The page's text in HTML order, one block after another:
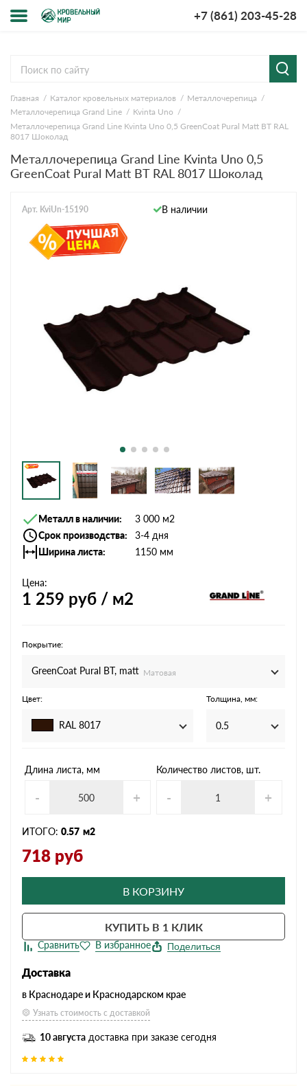
+7 (861) 203-45-28
компании
и оплата
ответы
Главная Каталог кровельных материалов
Металлочерепица
Металлочерепица Grand Line
Kvinta Uno
Металлочерепица Grand Line Kvinta Uno 0,5 GreenCoat Pural Matt BT RAL
8017 Шоколад
Металлочерепица Grand Line Kvinta Uno 0,5
GreenCoat Pural Matt BT RAL 8017 Шоколад
Арт. KviUn-15190 В наличии
Металл в наличии
3 000 м2
Срок производства
3-4 дня
Ширина листа
1150 мм
Цена:
1 259 руб / м2
Покрытие:
GreenCoat Pural BT, matt Матовая
Цвет:
RAL 8017
Толщина, мм:
0.5
Длина листа, мм
- +
Количество листов, шт.
- +
ИТОГО: 0.57 м2
718 руб
В КОРЗИНУ
КУПИТЬ В 1 КЛИК
Поделиться
Доставка
в Краснодаре и Краснодарском крае
Узнать стоимость с доставкой
10 августа доставка при заказе сегодня